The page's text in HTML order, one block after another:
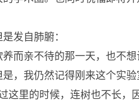
发自肺腑：
亲不待的那一天，也不想
，我仍然记得刚来这个实
这里的时候，连树也不长，